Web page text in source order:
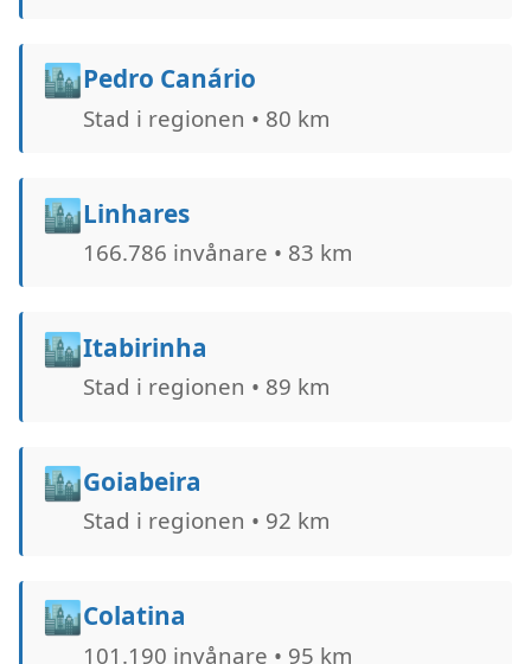
🏙️Pedro Canário
Stad i regionen • 80 km
🏙️Linhares
166.786 invånare • 83 km
🏙️Itabirinha
Stad i regionen • 89 km
🏙️Goiabeira
Stad i regionen • 92 km
🏙️Colatina
101.190 invånare • 95 km